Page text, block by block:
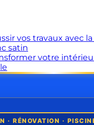
vos travaux avec
satin
votre
· RÉNOVATION ·